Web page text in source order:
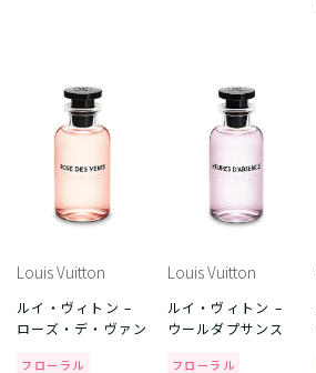
Louis Vuitton
ルイ・ヴィトン –
ローズ・デ・ヴァン
フローラル
Louis Vuitton
ルイ・ヴィトン –
ウールダプサンス
フローラル